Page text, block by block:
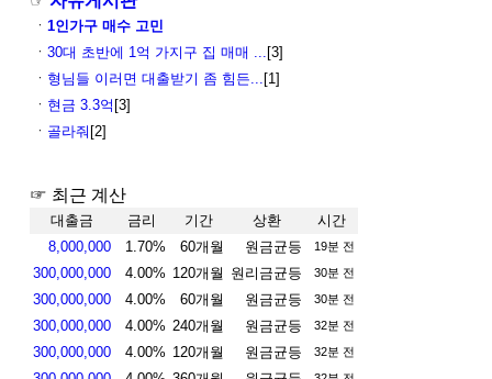
ㆍ 1인가구 매수 고민
ㆍ 30대 초반에 1억 가지구 집 매매 ... [3]
ㆍ 형님들 이러면 대출받기 좀 힘든... [1]
ㆍ 현금 3.3억 [3]
ㆍ 골라줘 [2]
☞ 최근 계산
대출금 금리 기간 상환
시간
8,000,000
1.70% 60개월 원금균등 19분 전
300,000,000 4.00% 120개월 원리금균등 30분 전
300,000,000 4.00% 60개월 원금균등 30분 전
300,000,000 4.00% 240개월 원금균등 32분 전
300,000,000 4.00% 120개월 원금균등 32분 전